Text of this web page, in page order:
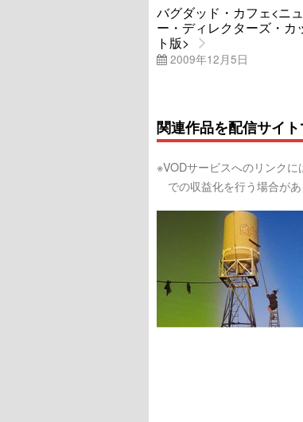
バグダッド・カフェ<ニュ
ー・ディレクターズ・カ
ト版>
2009年12月5日
関連作品を配信サイ
※VODサービスへのリンク
での収益化を行う場合があ